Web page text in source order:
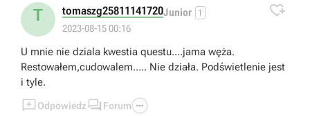
T tomaszg25811141720Junior 1
2023-08-15 00:16

U mnie nie dziala kwestia questu....jama węża.
Restowałem,cudowalem..... Nie działa. Podświetlenie jest
i tyle.
Odpowiedz  Forum 